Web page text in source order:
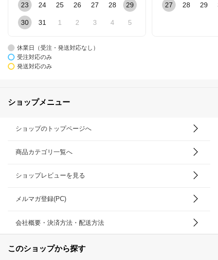
23 24 25 26 27 28 29
30 31 1 2 3 4 5
27 28 29
休業日（受注・発送対応なし）
受注対応のみ
発送対応のみ
ショップメニュー
ショップのトップページへ
商品カテゴリ一覧へ
ショップレビューを見る
メルマガ登録(PC)
会社概要・決済方法・配送方法
このショップから探す